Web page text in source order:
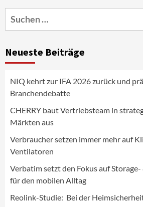
Suchen
nach:
Neueste Beiträge
NIQ kehrt zur IFA 2026 zurück und
Branchendebatte
CHERRY baut Vertriebsteam in
Märkten aus
Verbraucher setzen immer mehr auf
Ventilatoren
Verbatim setzt den Fokus auf
für den mobilen Alltag
Reolink-Studie: Bei der
3
Verbraucher setzen
4
Aktuell Gaming
Power-Lösungen für
5
Background Smart Living
Reolink-Studie: Bei der
statt Feature-Flut
6
Top Story Wirtschaft
IFA App 2026 als